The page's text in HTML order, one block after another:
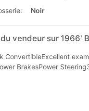
Noir
vendeur sur 1966'
ConvertibleExcellent
BrakesPower